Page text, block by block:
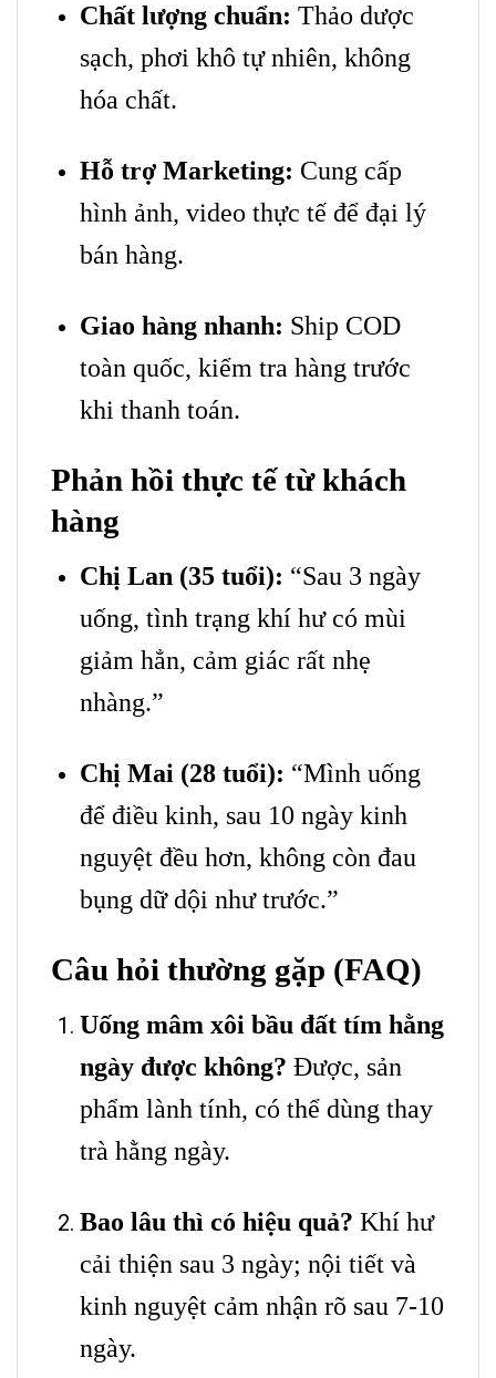
Chất lượng chuẩn: Thảo dược
sạch, phơi khô tự nhiên, không
hóa chất.
Hỗ trợ Marketing: Cung cấp
hình ảnh, video thực tế để đại lý
bán hàng.
Giao hàng nhanh: Ship COD
toàn quốc, kiểm tra hàng trước
khi thanh toán.
Phản hồi thực tế từ khách
hàng
Chị Lan (35 tuổi): “Sau 3 ngày
uống, tình trạng khí hư có mùi
giảm hẳn, cảm giác rất nhẹ
nhàng.”
Chị Mai (28 tuổi): “Mình uống
để điều kinh, sau 10 ngày kinh
nguyệt đều hơn, không còn đau
bụng dữ dội như trước.”
Câu hỏi thường gặp (FAQ)
Uống mâm xôi bầu đất tím hằng
ngày được không? Được, sản
phẩm lành tính, có thể dùng thay
trà hằng ngày.
Bao lâu thì có hiệu quả? Khí hư
cải thiện sau 3 ngày; nội tiết và
kinh nguyệt cảm nhận rõ sau 7-10
ngày.